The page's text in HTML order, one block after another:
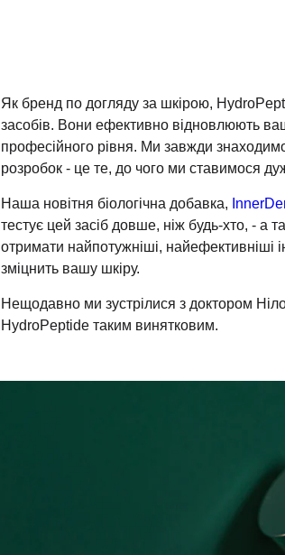
Як бренд по догляду за шкірою,
засобів. Вони ефективно відновлюють
професійного рівня. Ми завжди
розробок - це те, до чого ми ставимося
Наша новітня біологічна добавка,
тестує цей засіб довше, ніж будь-хто, - а
отримати найпотужніші, найефективніші
зміцнить вашу шкіру.
Нещодавно ми зустрілися з доктором
HydroPeptide таким винятковим.